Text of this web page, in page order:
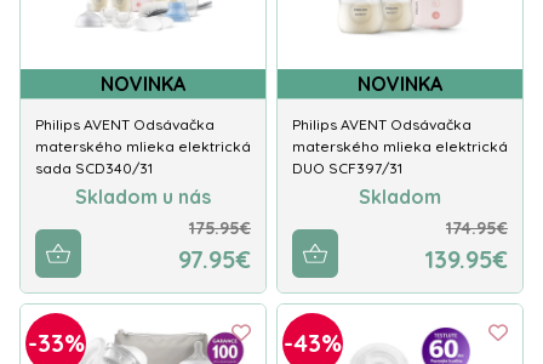
NOVINKA
Philips AVENT Odsávačka
materského mlieka elektrická
sada SCD340/31
Skladom u nás
175.95€
97.95€
NOVINKA
Philips AVENT Odsávačka
materského mlieka elektrická
DUO SCF397/31
Skladom
174.95€
139.95€
-33% -43%